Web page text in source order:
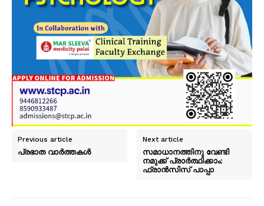
Previous article
പ്രഭാത വാർത്തകൾ
Next article
സമാധാനത്തിനു വേണ്ടി
നമുക്ക് പ്രാർത്ഥിക്കാം:
ഫ്രാൻസിസ് പാപ്പാ